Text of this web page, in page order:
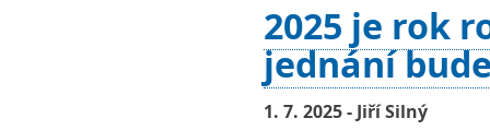
2025 je rok
jednání
1. 7. 2025 - Jiří Silný